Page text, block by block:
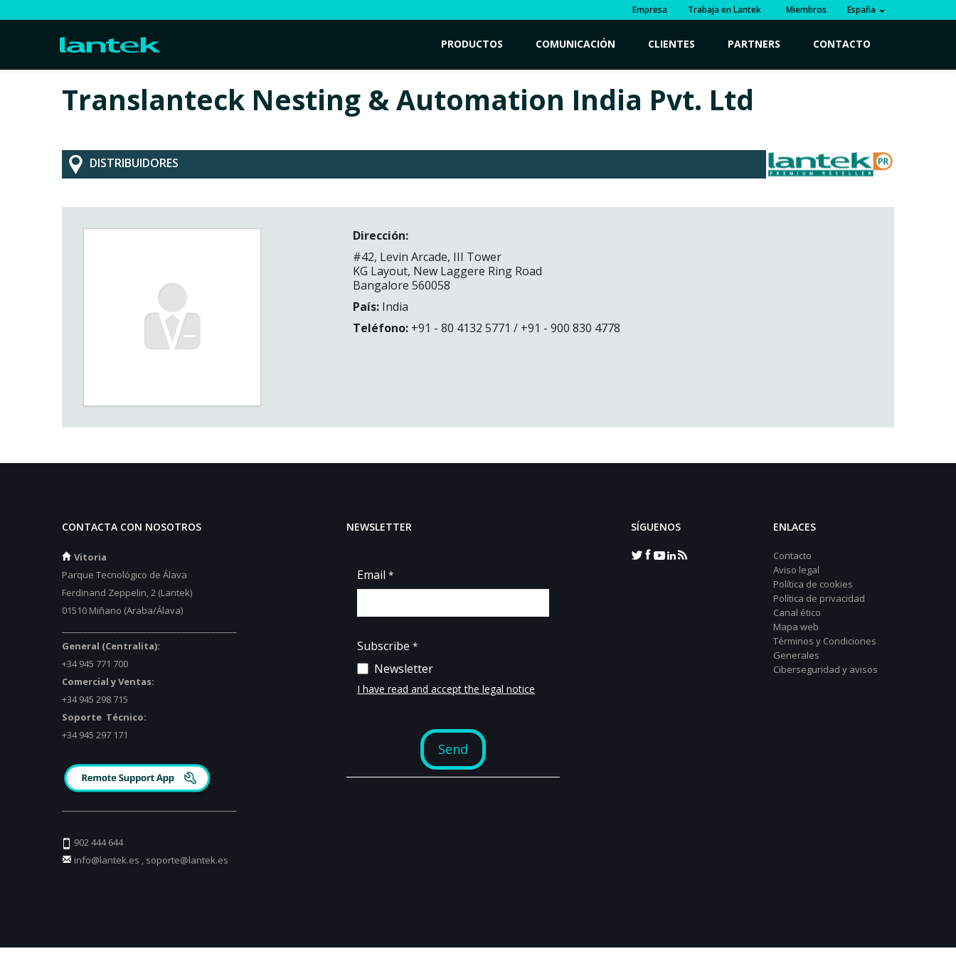
Empresa Trabaja en Lantek Miembros España
PRODUCTOS COMUNICACIÓN CLIENTES PARTNERS CONTACTO
Translanteck Nesting & Automation India Pvt. Ltd
DISTRIBUIDORES
Dirección:
#42, Levin Arcade, III Tower
KG Layout, New Laggere Ring Road
Bangalore 560058
País: India
Teléfono: +91 - 80 4132 5771 / +91 - 900 830 4778
CONTACTA CON NOSOTROS
Vitoria
Parque Tecnológico de Álava
Ferdinand Zeppelin, 2 (Lantek)
01510 Miñano (Araba/Álava)
General (Centralita):
+34 945 771 700
Comercial y Ventas:
+34 945 298 715
Soporte Técnico:
+34 945 297 171
902 444 644
info@lantek.es , soporte@lantek.es
NEWSLETTER SÍGUENOS ENLACES
Contacto
Aviso legal
Política de cookies
Política de privacidad
Canal ético
Mapa web
Términos y Condiciones
Generales
Ciberseguridad y avisos